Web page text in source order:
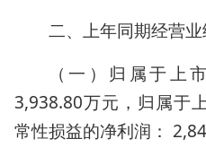
二、上年同期经营
（一）归属于上
3,938.80万元，归属于
常性损益的净利润：